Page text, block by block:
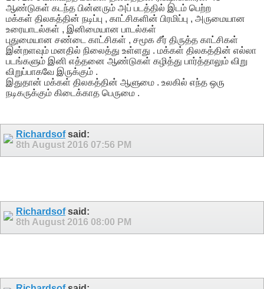
ஆண்டுகள் கடந்த பின்னரும் அப் படத்தில் இடம் பெற்ற
மக்கள் திலகத்தின் நடிப்பு , காட்சிகளின் பிரமிப்பு , அருமையான
உரையாடல்கள் , இனிமையான பாடல்கள்
புதுமையான சண்டை காட்சிகள் , சமூக சீர் திருத்த காட்சிகள்
இன்றளவும் மனதில் நிலைத்து உள்ளது . மக்கள் திலகத்தின் எல்லா
படங்களும் இனி எத்தனை ஆண்டுகள் கழித்து பார்த்தாலும் விறு
விறுப்பாகவே இருக்கும் .
இதுதான் மக்கள் திலகத்தின் ஆளுமை . உலகில் எந்த ஒரு
நடிகருக்கும் கிடைக்காத பெருமை .
Richardsofsaid:
8th August 2016 07:56 PM
Richardsofsaid:
8th August 2016 08:00 PM